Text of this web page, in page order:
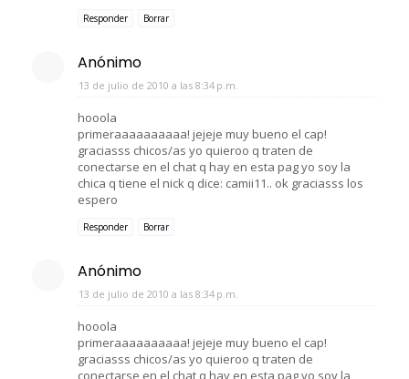
Responder Borrar
Anónimo
13 de julio de 2010 a las 8:34 p.m.
hooola
primeraaaaaaaaaa! jejeje muy bueno el cap!
graciasss chicos/as yo quieroo q traten de
conectarse en el chat q hay en esta pag yo soy la
chica q tiene el nick q dice: camii11.. ok graciasss los
espero
Responder Borrar
Anónimo
13 de julio de 2010 a las 8:34 p.m.
hooola
primeraaaaaaaaaa! jejeje muy bueno el cap!
graciasss chicos/as yo quieroo q traten de
conectarse en el chat q hay en esta pag yo soy la